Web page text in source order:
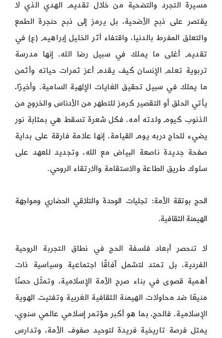
مسيرة التجرد والتضحية من خلال تقديم الهدي الذي لا
يقتصر على ذبح الأضحية، بل يرمز إلى ذبح حنجرة الطمع
والتعلق المفرط بالدنيا، واقتفاء أثر الخليل إبراهيم (ع) في
تقديم أغلى ما يملك في سبيل رضا الله. إنها مدرسة
تربوية تعلم الإنسان كيف يقدم أعز ثمرات حياته وأثمن
ما يملك في سبيل تحقيق الغايات الإلهية السامية. وأخيرًا،
يأتي الحلق أو التقصير كرمز للتطهر من الأدناس والخروج من
الذنوب كيوم ولدته أمه. فكل شعرة تسقط هي بمثابة نور
يضيء للحاج دربه يوم القيامة. إنها علامة فارقة على بداية
صفحة جديدة ناصعة البياض مع الله، وتجديد للعهد على
سلوك طريق الطاعة والاستقامة والارتقاء الروحي.
الحج بوتقة الأمة: تجليات الوحدة والتلاقي الحضاري ومواجهة
الهيمنة الثقافية.
لا تنحصر أبعاد فلسفة الحج في نطاق التجربة الروحية
الفردية، بل تمتد لتشمل آفاقًا اجتماعية وسياسية ذات
أهمية قصوى في بناء صرح الأمة الإسلامية، وتمثّل حصنًا
منيعًا ضد محاولات الهيمنة الثقافية الغربية وتفتيت الهوية
الإسلامية. فالحج، بما هو أكبر مؤتمر إسلامي عالمي سنوي،
يمثل فرصة تاريخية فريدة لتوحيد صفوف الأمة، وتدارس